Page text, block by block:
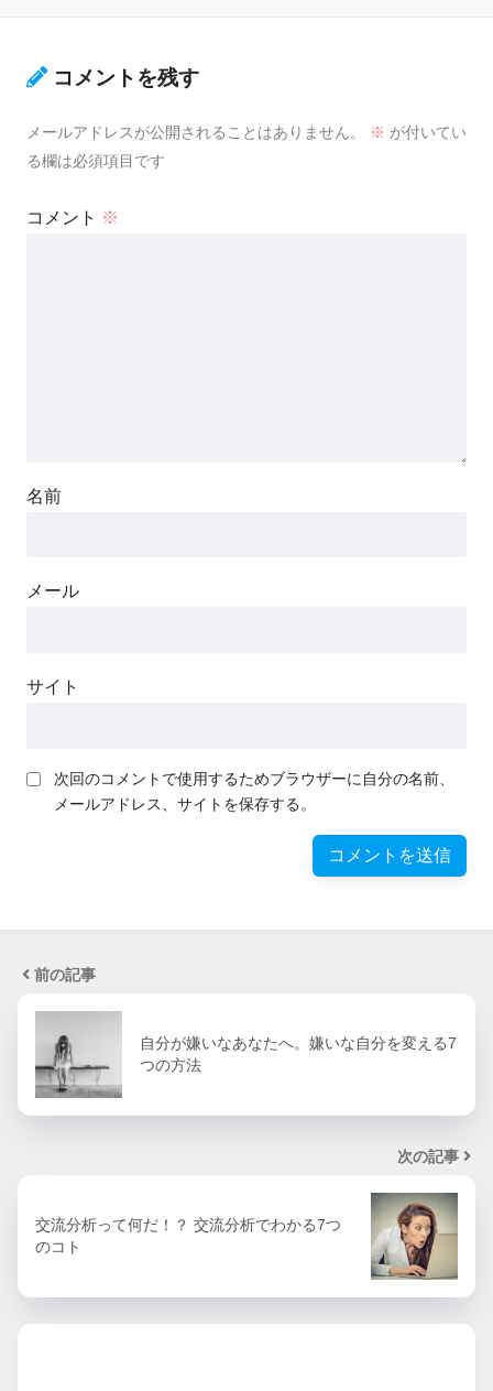
コメントを残す
メールアドレスが公開されることはありません。 ※ が付いてい
る欄は必須項目です
コメント ※
名前
メール
サイト
次回のコメントで使用するためブラウザーに自分の名前、
メールアドレス、サイトを保存する。
前の記事
自分が嫌いなあなたへ。嫌いな自分を変える7
つの方法
次の記事
交流分析って何だ！？ 交流分析でわかる7つ
のコト